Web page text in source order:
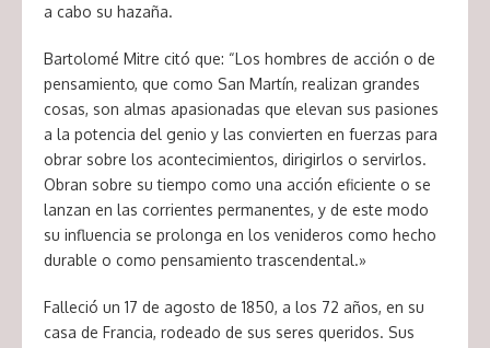
a cabo su hazaña.
Bartolomé Mitre citó que: “Los hombres de acción o de
pensamiento, que como San Martín, realizan grandes
cosas, son almas apasionadas que elevan sus pasiones
a la potencia del genio y las convierten en fuerzas para
obrar sobre los acontecimientos, dirigirlos o servirlos.
Obran sobre su tiempo como una acción eficiente o se
lanzan en las corrientes permanentes, y de este modo
su influencia se prolonga en los venideros como hecho
durable o como pensamiento trascendental.»
Falleció un 17 de agosto de 1850, a los 72 años, en su
casa de Francia, rodeado de sus seres queridos. Sus